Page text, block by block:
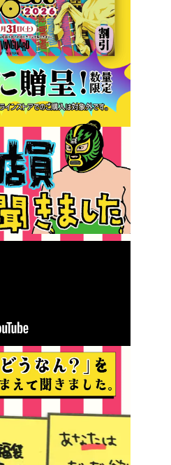
ちを込めて、迎春10%オフ割引券配布!!
様に『馬九行クーポン』お会計時に贈呈
ンラインストアでのご購入は対象外です